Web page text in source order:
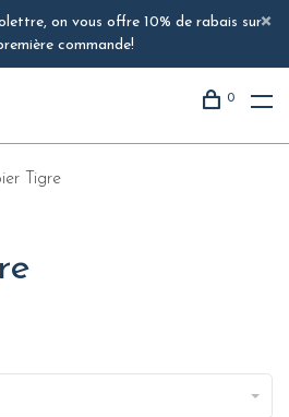
on vous offre 10% de rabais sur
commande!
0
Tigre